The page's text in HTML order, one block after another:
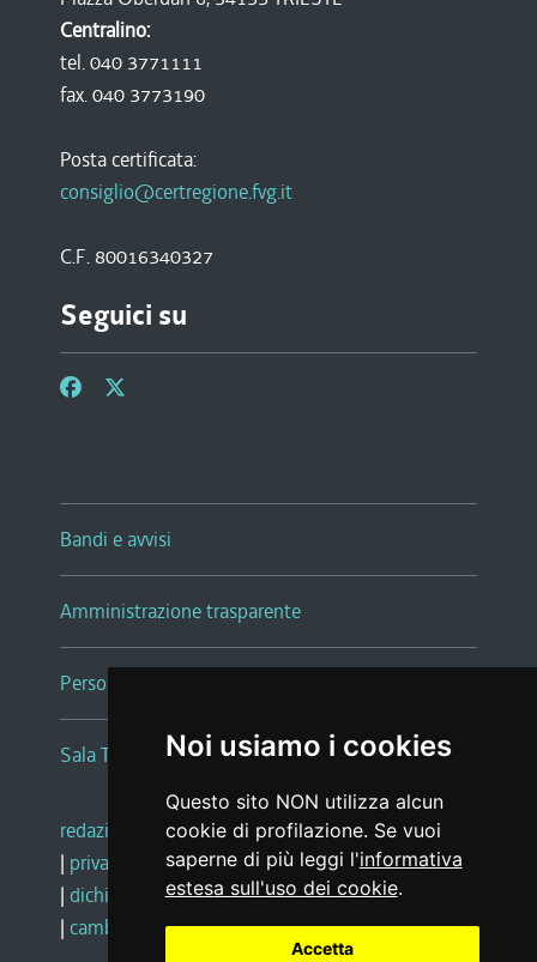
Noi usiamo i cookies
Questo sito NON utilizza alcun
cookie di profilazione. Se vuoi
saperne di più leggi l'informativa
estesa sull'uso dei cookie.
Accetta
Centralino:
tel. 040 3771111
fax. 040 3773190
Posta certificata:
consiglio@certregione.fvg.it
C.F. 80016340327
Seguici su
Bandi e avvisi
Amministrazione trasparente
Persone e Uffici
Sala Tiziano Tessitori
redazione web |note legali |glossario
| privacy
social media policy
| dichiarazione di accessibilità |feedback
| cambio preferenze cookie